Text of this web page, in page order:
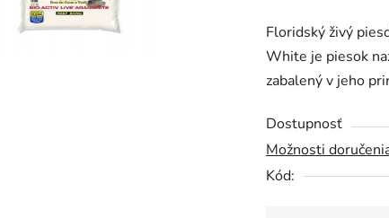
produktu
je
0,0
5
hviezdičiek.
Floridský živý
White je piesok
zabalený v jeho
Dostupnosť
Možnosti
Kód: